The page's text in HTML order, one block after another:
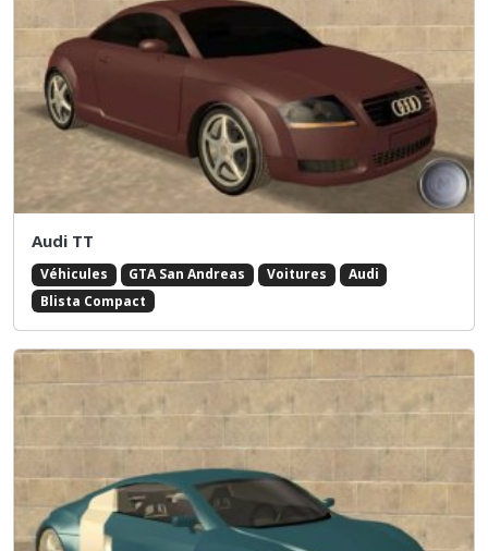
Audi TT
Véhicules GTA San Andreas Voitures
Audi
Blista Compact